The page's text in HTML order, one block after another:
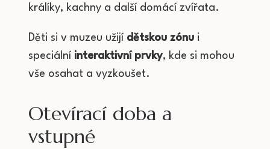
králíky, kachny a další domácí zvířata.
Děti si v muzeu užijí dětskou zónu i
speciální interaktivní prvky, kde si mohou
vše osahat a vyzkoušet.
Otevírací doba a
vstupné